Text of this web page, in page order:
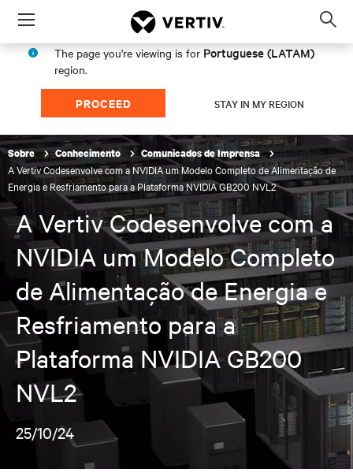
Menu
The page you're viewing is for Portuguese (LATAM)
region.
PROCEED STAY IN MY REGION
Sobre Conhecimento Comunicados de Imprensa
A Vertiv Codesenvolve com a NVIDIA um Modelo Completo de Alimentação de
Energia e Resfriamento para a Plataforma NVIDIA GB200 NVL2
A Vertiv Codesenvolve com a
NVIDIA um Modelo Completo
de Alimentação de Energia e
Resfriamento para a
Plataforma NVIDIA GB200
NVL2
25/10/24